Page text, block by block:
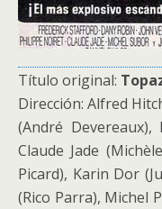
Título original:
Dirección: Alfred
(André Devereaux),
Claude Jade
Picard), Karin Dor
(Rico Parra), Michel